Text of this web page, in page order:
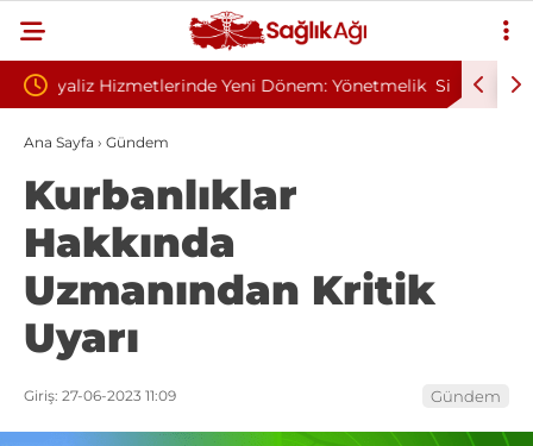
Yönetmelik Sivilce Sandı, Cilt Kanseri Çıktı: Ameliyattan 60
Dikişle Uyandı
Ana Sayfa › Gündem
Kurbanlıklar
Hakkında
Uzmanından Kritik
Uyarı
Giriş: 27-06-2023 11:09 Gündem